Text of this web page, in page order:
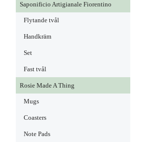
Saponificio Artigianale Fiorentino
Flytande tvål
Handkräm
Set
Fast tvål
Rosie Made A Thing
Mugs
Coasters
Note Pads